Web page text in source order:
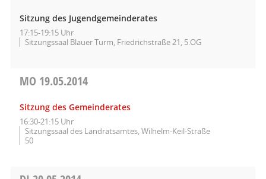
Sitzung des Jugendgemeinderates
17:15-19:15 Uhr
Sitzungssaal Blauer Turm, Friedrichstraße 21, 5.OG
MO 19.05.2014
Sitzung des Gemeinderates
16:30-21:15 Uhr
Sitzungssaal des Landratsamtes, Wilhelm-Keil-Straße
50